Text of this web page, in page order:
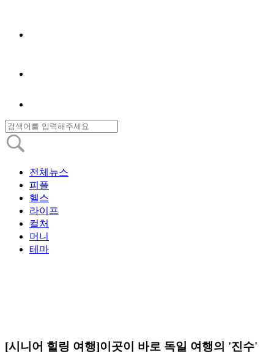
전체뉴스
피플
헬스
라이프
컬처
머니
테마
[시니어 힐링 여행]이곳이 바로 독일 여행의 '진수'